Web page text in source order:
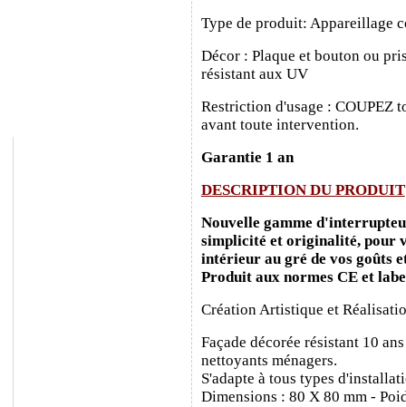
Type de produit: Appareillage
Décor : Plaque et bouton ou
résistant aux UV
Restriction d'usage : COUPEZ
avant toute intervention.
Garantie 1 an
DESCRIPTION DU PRODUIT
Nouvelle gamme
simplicité et originalité, pour
intérieur au gré de vos goûts
Produit aux normes CE et
Création Artistique et
Façade décorée résistant 10
nettoyants ménagers.
S'adapte à tous types
Dimensions : 80 X 80 mm -